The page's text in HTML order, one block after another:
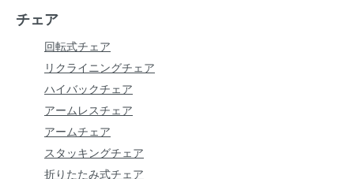
チェア
回転式チェア
リクライニングチェア
ハイバックチェア
アームレスチェア
アームチェア
スタッキングチェア
折りたたみ式チェア